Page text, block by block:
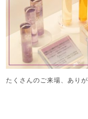
たくさんのご来場、あり